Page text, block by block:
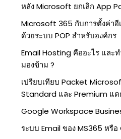
หลัง Microsoft ยกเลิก App
Microsoft 365 กับการตั้งค่า
ด้วยระบบ POP สำหรับองค์กร
Email Hosting คืออะไร และ
มองข้าม ?
เปรียบเทียบ Packet
Standard และ Premium แต
Google Workspace
ระบบ Email ของ MS365 หรื